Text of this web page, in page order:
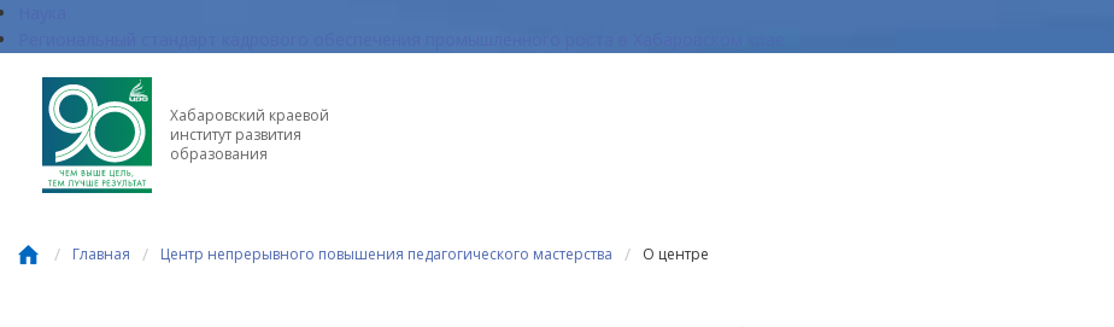
Хабаровский краевой
институт развития
образования
/ Главная / Центр непрерывного повышения педагогического мастерства / О центре